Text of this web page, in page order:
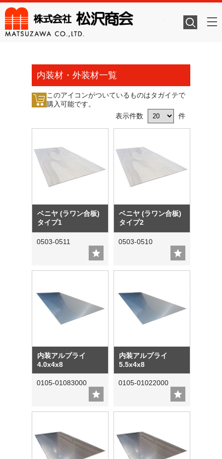
株式会
内装材・外装材一覧
このアイコンがついているものはタガイテで
購入可能です。
表示件数
件
ベニヤ (ラワン合板)
タイプ1
0503-0511
ベニヤ (ラワン合板)
タイプ2
0503-0510
内装アルプライ
4.0x4x8
0105-01083000
内装アルプライ
5.5x4x8
0105-01022000